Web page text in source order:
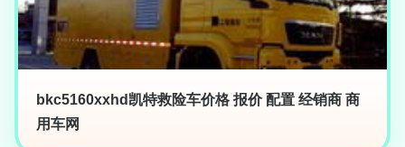
bkc5160xxhd凯特救险车价格 报价 配置 经销商 商
用车网